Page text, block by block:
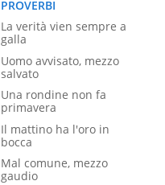
PROVERBI
La verità vien sempre a
galla
Uomo avvisato, mezzo
salvato
Una rondine non fa
primavera
Il mattino ha l'oro in
bocca
Mal comune, mezzo
gaudio